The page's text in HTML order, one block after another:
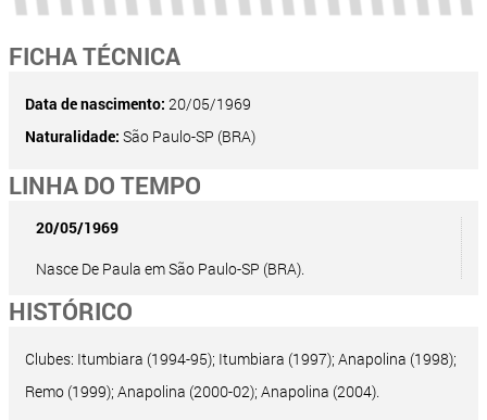
FICHA TÉCNICA
Data de nascimento: 20/05/1969
Naturalidade: São Paulo-SP (BRA)
LINHA DO TEMPO
20/05/1969
Nasce De Paula em São Paulo-SP (BRA).
HISTÓRICO
Clubes: Itumbiara (1994-95); Itumbiara (1997); Anapolina (1998);
Remo (1999); Anapolina (2000-02); Anapolina (2004).